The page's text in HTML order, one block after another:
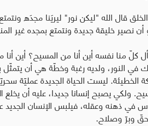
قال الله "ليكن نور" ليريَنا مجدَه
نصير خليقة جديدة ونتمتع بمجده غير
كلّ منا نفسه أين أنا من المسيح؟ أين
في النور، ولديه رغبة وخطّة هي أن
الخطيئة. ليست الحياة الجديدة عمليّة
ولكي يصبح إنسانا جديدا، عليه أن يخلع
في ذهنه وعقله، فيلبس الإنسان
وبرّ وصلاح.